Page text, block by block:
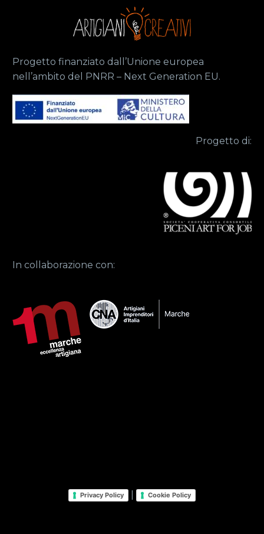
Progetto finanziato dall’Unione europea
nell’ambito del PNRR – Next Generation EU.
Progetto di:
In collaborazione con:
Privacy Policy Cookie Policy